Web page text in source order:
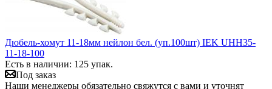
Дюбель-хомут 11-18мм нейлон бел. (уп.100шт) IEK UHH35-
11-18-100
Есть в наличии: 125 упак.
Под заказ
Наши менеджеры обязательно свяжутся с вами и уточнят